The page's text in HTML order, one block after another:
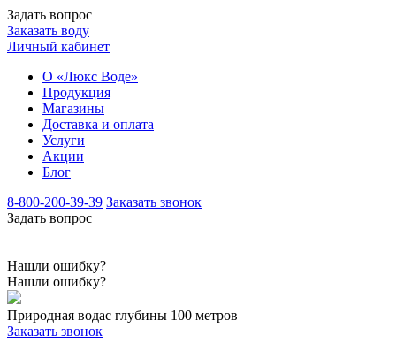
Задать вопрос
Заказать воду
Личный кабинет
О «Люкс Воде»
Продукция
Магазины
Доставка и оплата
Услуги
Акции
Блог
8-800-200-39-39 Заказать звонок
Задать вопрос
Нашли ошибку?
Нашли ошибку?
Природная водас глубины 100 метров
Заказать звонок